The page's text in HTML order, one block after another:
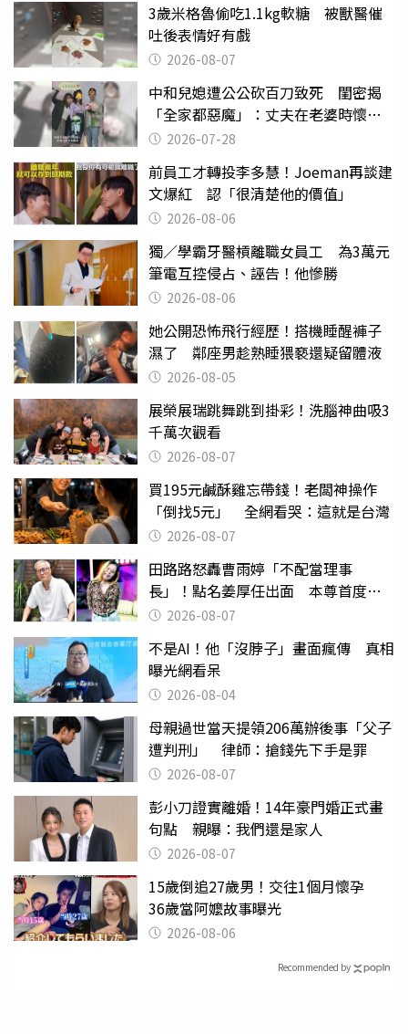
3歲米格魯偷吃1.1kg軟糖 被獸醫催
吐後表情好有戲
2026-08-07
中和兒媳遭公公砍百刀致死 閨密揭
「全家都惡魔」：丈夫在老婆時懷孕
摔東西
2026-07-28
前員工才轉投李多慧！Joeman再談建
文爆紅 認「很清楚他的價值」
2026-08-06
獨／學霸牙醫槓離職女員工 為3萬元
筆電互控侵占、誣告！他慘勝
2026-08-06
她公開恐怖飛行經歷！搭機睡醒褲子
濕了 鄰座男趁熟睡猥褻還疑留體液
2026-08-05
展榮展瑞跳舞跳到掛彩！洗腦神曲吸3
千萬次觀看
2026-08-07
買195元鹹酥雞忘帶錢！老闆神操作
「倒找5元」 全網看哭：這就是台灣
2026-08-07
田路路怒轟曹雨婷「不配當理事
長」！點名姜厚任出面 本尊首度回
應了2026-08-07
不是AI！他「沒脖子」畫面瘋傳 真相
曝光網看呆
2026-08-04
母親過世當天提領206萬辦後事「父子
遭判刑」 律師：搶錢先下手是罪
2026-08-07
彭小刀證實離婚！14年豪門婚正式畫
句點 親曝：我們還是家人
2026-08-07
15歲倒追27歲男！交往1個月懷孕
36歲當阿嬤故事曝光
2026-08-06
Recommended by